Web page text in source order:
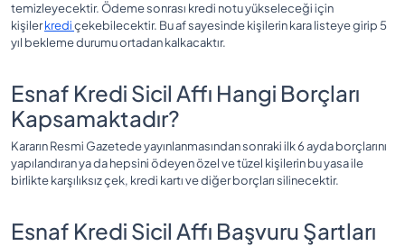
temizleyecektir. Ödeme sonrası kredi notu yükseleceği için
kişilerkrediçekebilecektir. Bu af sayesinde kişilerin kara listeye girip 5
yıl bekleme durumu ortadan kalkacaktır.
Esnaf Kredi Sicil Affı Hangi Borçları
Kapsamaktadır?
Kararın Resmi Gazetede yayınlanmasından sonraki ilk 6 ayda borçlarını
yapılandıran ya da hepsini ödeyen özel ve tüzel kişilerin bu yasa ile
birlikte karşılıksız çek, kredi kartı ve diğer borçları silinecektir.
Esnaf Kredi Sicil Affı Başvuru Şartları